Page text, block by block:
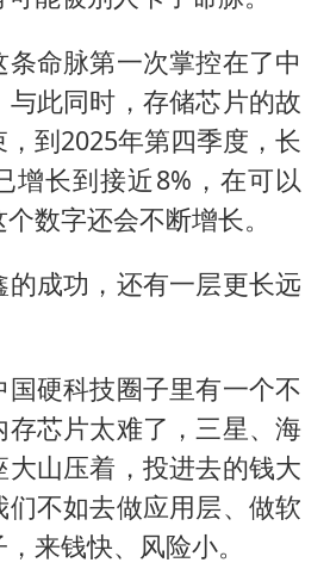
命脉第一次掌控在了中
与此同时，存储芯片的故
到2025年第四季度，长
增长到接近8%，在可以
数字还会不断增长。
的成功，还有一层更长远
硬科技圈子里有一个不
存芯片太难了，三星、海
大山压着，投进去的钱大
不如去做应用层、做软
来钱快、风险小。